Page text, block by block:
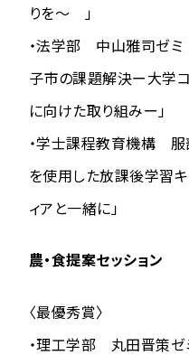
りを～ 」
・法学部 中山雅司ゼミ
子市の課題解決ー大学
に向けた取り組みー」
・学士課程教育機構 服
を使用した放課後学習
ィアと一緒に」
農・食提案セッション
〈最優秀賞〉
・理工学部 丸田晋策ゼ